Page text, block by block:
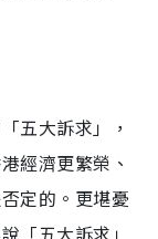
五大訴求」，
經濟更繁榮、
定的。更堪憂
「五大訴求」